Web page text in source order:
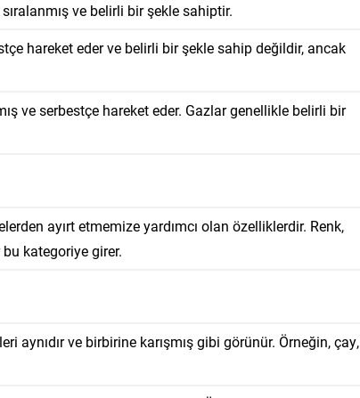
ve belirli bir şekle sahiptir.
hareket eder ve belirli bir şekle sahip değildir, ancak
ve serbestçe hareket eder. Gazlar genellikle belirli bir
ayırt etmemize yardımcı olan özelliklerdir. Renk,
kategoriye girer.
aynıdır ve birbirine karışmış gibi görünür. Örneğin, çay,